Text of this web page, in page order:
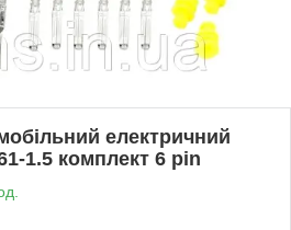
електричний
1.5 комплект 6 pin